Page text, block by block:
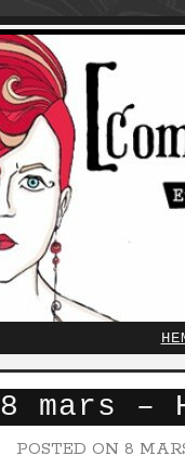
8 mars –
POSTED ON 8